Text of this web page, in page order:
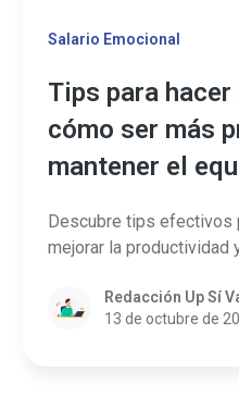
Salario Emocional
Tips para
cómo ser más
mantener el
Descubre tips efectivos
mejorar la productividad
Redacción Up Sí
13 de octubre de